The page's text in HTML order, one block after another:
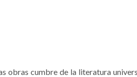
obras cumbre de la literatura